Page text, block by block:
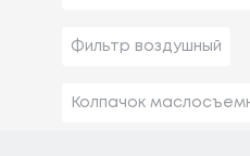
Фильтр воздушный
Колпачок